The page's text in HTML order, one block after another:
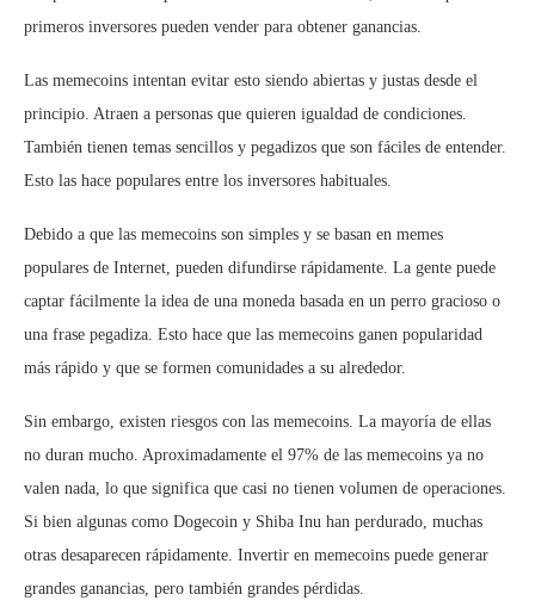
primeros inversores pueden vender para obtener ganancias.
Las memecoins intentan evitar esto siendo abiertas y justas desde el
principio. Atraen a personas que quieren igualdad de condiciones.
También tienen temas sencillos y pegadizos que son fáciles de entender.
Esto las hace populares entre los inversores habituales.
Debido a que las memecoins son simples y se basan en memes
populares de Internet, pueden difundirse rápidamente. La gente puede
captar fácilmente la idea de una moneda basada en un perro gracioso o
una frase pegadiza. Esto hace que las memecoins ganen popularidad
más rápido y que se formen comunidades a su alrededor.
Sin embargo, existen riesgos con las memecoins. La mayoría de ellas
no duran mucho. Aproximadamente el 97% de las memecoins ya no
valen nada, lo que significa que casi no tienen volumen de operaciones.
Si bien algunas como Dogecoin y Shiba Inu han perdurado, muchas
otras desaparecen rápidamente. Invertir en memecoins puede generar
grandes ganancias, pero también grandes pérdidas.